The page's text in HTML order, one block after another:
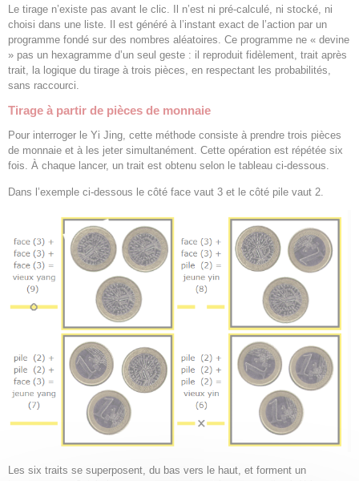
Le tirage n’existe pas avant le clic. Il n’est ni pré-calculé, ni stocké, ni
choisi dans une liste. Il est généré à l’instant exact de l’action par un
programme fondé sur des nombres aléatoires. Ce programme ne « devine
» pas un hexagramme d’un seul geste : il reproduit fidèlement, trait après
trait, la logique du tirage à trois pièces, en respectant les probabilités,
sans raccourci.
Tirage à partir de pièces de monnaie
Pour interroger le Yi Jing, cette méthode consiste à prendre trois pièces
de monnaie et à les jeter simultanément. Cette opération est répétée six
fois. À chaque lancer, un trait est obtenu selon le tableau ci-dessous.
Dans l’exemple ci-dessous le côté face vaut 3 et le côté pile vaut 2.
Les six traits se superposent, du bas vers le haut, et forment un